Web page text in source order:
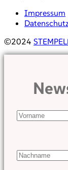
Impressum
©2024